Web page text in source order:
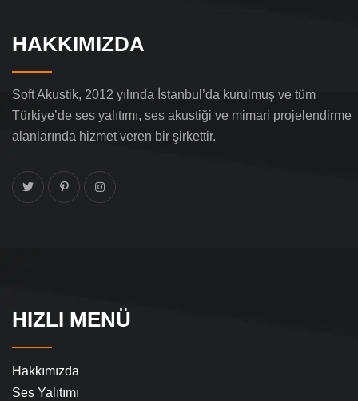
HAKKIMIZDA
Soft Akustik, 2012 yılında İstanbul’da kurulmuş ve tüm
Türkiye’de ses yalıtımı, ses akustiği ve mimari projelendirme
alanlarında hizmet veren bir şirkettir.
HIZLI MENÜ
Hakkımızda
Ses Yalıtımı